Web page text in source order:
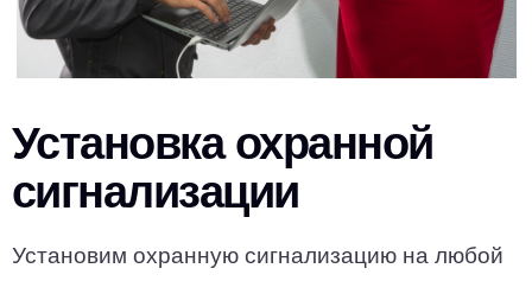
Установка охранной
сигнализации
Установим охранную сигнализацию на любой